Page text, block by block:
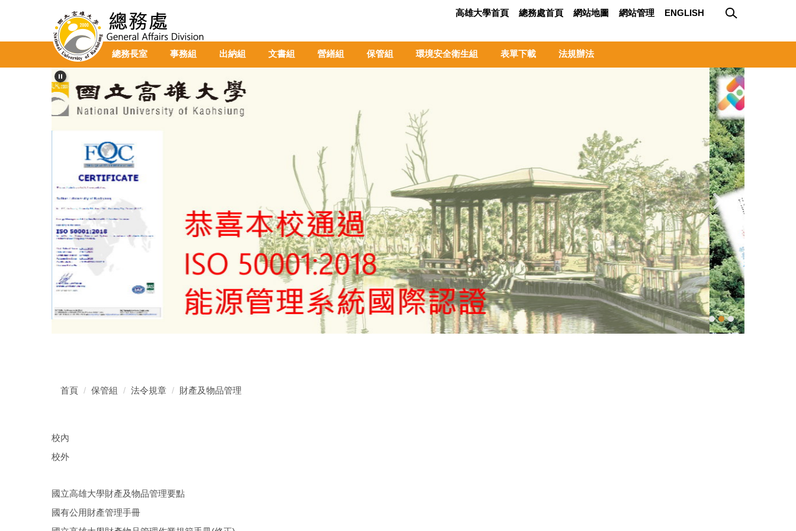
總務長室 事務組 出納組 文書組 營繕組 保管組 環境安全衛生組 表單下載 法規辦法
高雄大學首頁 總務處首頁 網站地圖 網站管理 ENGLISH
首頁 保管組 法令規章 財產及物品管理
校內
校外
國立高雄大學財產及物品管理要點
國有公用財產管理手冊